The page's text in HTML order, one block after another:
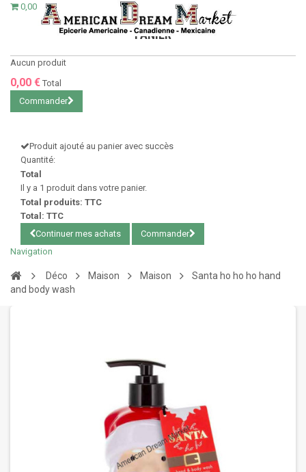
0,00 €
PANIER
Aucun produit
0,00 € Total
Commander
Produit ajouté au panier avec succès
Quantité:
Total
Il y a 1 produit dans votre panier.
Total produits: TTC
Total: TTC
Continuer mes achats
Commander
Navigation
Déco Maison Maison
Santa ho ho ho hand
and body wash